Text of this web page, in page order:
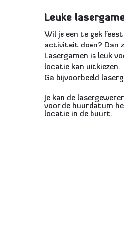
Wil je een te gek
activiteit doen? Dan
Lasergamen is leuk
locatie kan uitkiezen.
Ga bijvoorbeeld
Leuke
Je kan de
voor de huurdatum
locatie in de buurt.